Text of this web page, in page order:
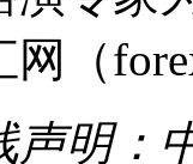
网（
声明：